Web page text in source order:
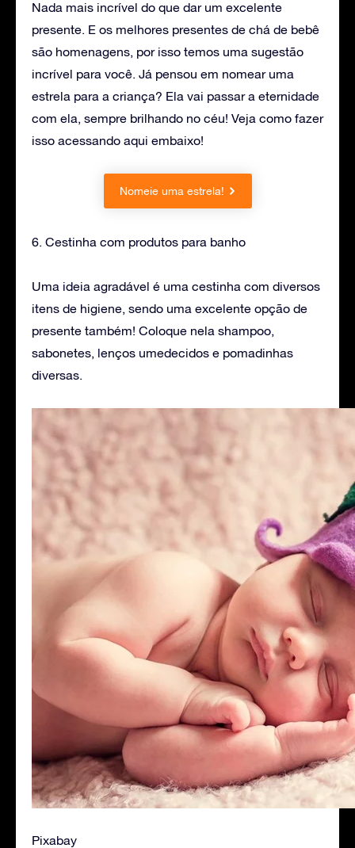
Nada mais incrível do que dar um excelente
presente. E os melhores presentes de chá de bebê
são homenagens, por isso temos uma sugestão
incrível para você. Já pensou em nomear uma
estrela para a criança? Ela vai passar a eternidade
com ela, sempre brilhando no céu! Veja como fazer
isso acessando aqui embaixo!
Nomeie uma estrela!
6. Cestinha com produtos para banho
Uma ideia agradável é uma cestinha com diversos
itens de higiene, sendo uma excelente opção de
presente também! Coloque nela shampoo,
sabonetes, lenços umedecidos e pomadinhas
diversas.
Pixabay